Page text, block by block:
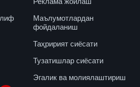
Маълумотлардан
фойдаланиш
Таҳририят сиёсати
Тузатишлар сиёсати
Эгалик ва молиялаштириш